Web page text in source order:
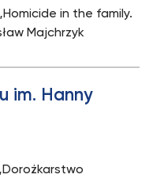
in the family.
Majchrzyk
im. Hanny